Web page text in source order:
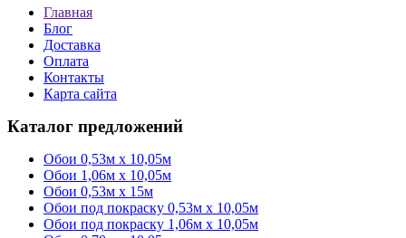
Главная
Блог
Доставка
Оплата
Контакты
Карта сайта
Каталог предложений
Обои 0,53м x 10,05м
Обои 1,06м х 10,05м
Обои 0,53м x 15м
Обои под покраску 0,53м x 10,05м
Обои под покраску 1,06м х 10,05м